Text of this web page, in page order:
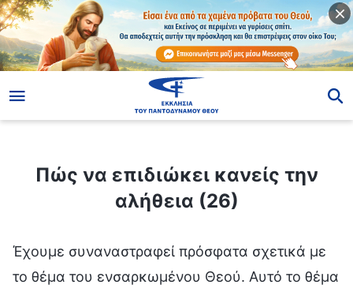
Πώς να επιδιώκει κανείς την αλήθεια (26)
Πώς να επιδιώκει κανείς την
αλήθεια (26)
Έχουμε συναναστραφεί πρόσφατα σχετικά με
το θέμα του ενσαρκωμένου Θεού. Αυτό το θέμα